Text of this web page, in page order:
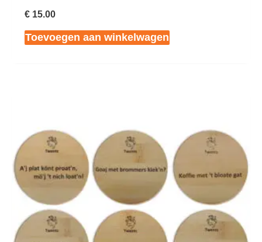
€15.00
Toevoegen aan winkelwagen